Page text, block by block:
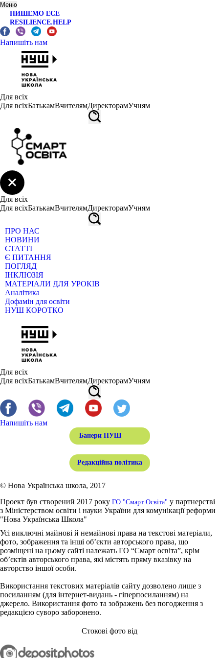
Меню
ПИШЕМО ЕСЕ
RESILIENCE.HELP
Напишіть нам
Для всіх
Для всіхБатькамВчителямДиректорамУчням
Для всіх
Для всіхБатькамВчителямДиректорамУчням
ПРО НАС
НОВИНИ
СТАТТІ
Є ПИТАННЯ
ПОГЛЯД
ІНКЛЮЗІЯ
МАТЕРІАЛИ ДЛЯ УРОКІВ
Аналітика
Дофамін для освіти
НУШ КОРОТКО
Для всіх
Для всіхБатькамВчителямДиректорамУчням
Напишіть нам
Банери НУШ
Редакційна політика
© Нова Українська школа, 2017
Проект був створений 2017 року ГО "Смарт Освіта" у партнерстві
з Міністерством освіти і науки України для комунікації реформи
"Нова Українська Школа"
Усі виключні майнові й немайнові права на текстові матеріали,
фото, зображення та інші об’єкти авторського права, що
розміщені на цьому сайті належать ГО “Смарт освіта”, крім
об’єктів авторського права, які містять пряму вказівку на
авторство іншої особи.
Використання текстових матеріалів сайту дозволено лише з
посиланням (для інтернет-видань - гіперпосиланням) на
джерело. Використання фото та зображень без погодження з
редакцією суворо заборонено.
Стокові фото від